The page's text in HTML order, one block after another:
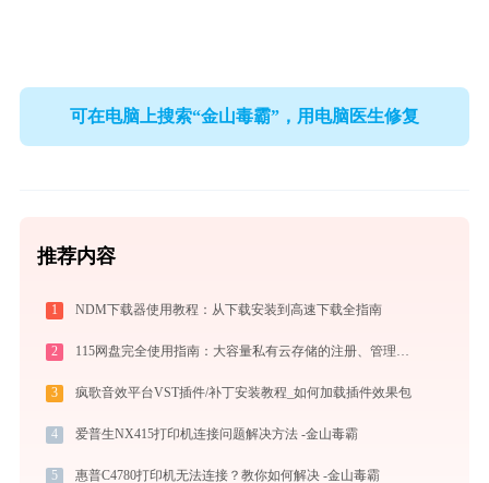
可在电脑上搜索“金山毒霸”，用电脑医生修复
推荐内容
1 NDM下载器使用教程：从下载安装到高速下载全指南
2 115网盘完全使用指南：大容量私有云存储的注册、管理与分享全攻略（2026最新）
3 疯歌音效平台VST插件/补丁安装教程_如何加载插件效果包
4 爱普生NX415打印机连接问题解决方法 -金山毒霸
5 惠普C4780打印机无法连接？教你如何解决 -金山毒霸